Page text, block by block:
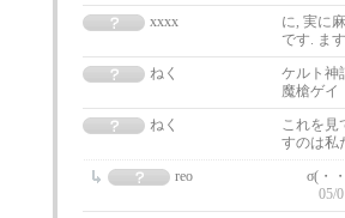
xxxx
に, 実に
です. ま
ねく
ケルト神
魔槍ゲイ
ねく
これを見
すのは私
reo
σ(・
05/